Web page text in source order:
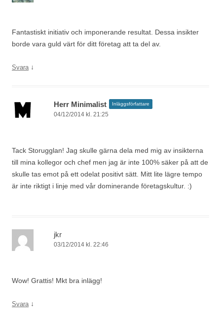
Fantastiskt initiativ och imponerande resultat. Dessa insikter
borde vara guld värt för ditt företag att ta del av.
Svara ↓
Herr Minimalist Inläggsförfattare
04/12/2014 kl. 21:25
Tack Storugglan! Jag skulle gärna dela med mig av insikterna
till mina kollegor och chef men jag är inte 100% säker på att de
skulle tas emot på ett odelat positivt sätt. Mitt lite lägre tempo
är inte riktigt i linje med vår dominerande företagskultur. :)
jkr
03/12/2014 kl. 22:46
Wow! Grattis! Mkt bra inlägg!
Svara ↓